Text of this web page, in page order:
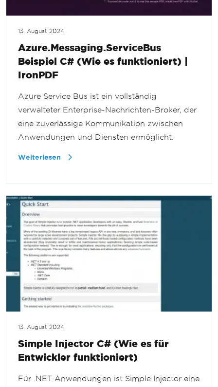
13. August 2024
Azure.Messaging.ServiceBus
Beispiel C# (Wie es funktioniert) |
IronPDF
Azure Service Bus ist ein vollständig
verwalteter Enterprise-Nachrichten-Broker, der
eine zuverlässige Kommunikation zwischen
Anwendungen und Diensten ermöglicht.
Weiterlesen
13. August 2024
Simple Injector C# (Wie es für
Entwickler funktioniert)
Für .NET-Anwendungen ist Simple Injector eine